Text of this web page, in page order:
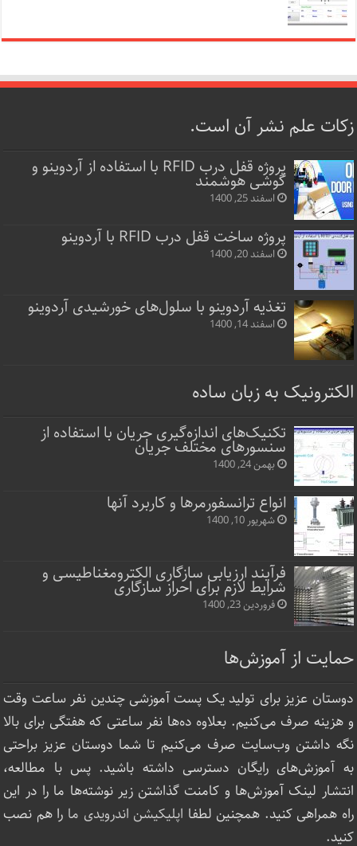
زکات علم نشر آن است.
پروژه قفل‌ درب RFID با استفاده از آردوینو و
گوشی هوشمند
اسفند 25, 1400
پروژه ساخت قفل‌ درب RFID با آردوینو
اسفند 20, 1400
تغذیه آردوینو با سلول‌های خورشیدی آردوینو
اسفند 14, 1400
الکترونیک به زبان ساده
تکنیک‌های اندازه‌گیری جریان با استفاده از
سنسورهای مختلف جریان
بهمن 24, 1400
انواع ترانسفورمرها و کاربرد آنها
شهریور 10, 1400
فرآیند ارزیابی سازگاری الکترومغناطیسی و
شرایط لازم برای احراز سازگاری
فروردین 23, 1400
حمایت از آموزش‌ها
دوستان عزیز برای تولید یک پست آموزشی چندین نفر ساعت‌ وقت
و هزینه صرف می‌کنیم. بعلاوه ده‌ها نفر ساعتی که هفتگی برای بالا
نگه داشتن وب‌سایت صرف ‌می‌کنیم تا شما دوستان عزیز براحتی
به آموزش‌های رایگان دسترسی داشته باشید. پس با مطالعه،
انتشار لینک‌ آموزش‌ها و کامنت گذاشتن زیر نوشته‌‌ها ما را در این
راه همراهی کنید. همچنین لطفا اپلیکیشن اندرویدی ما را هم نصب
کنید.